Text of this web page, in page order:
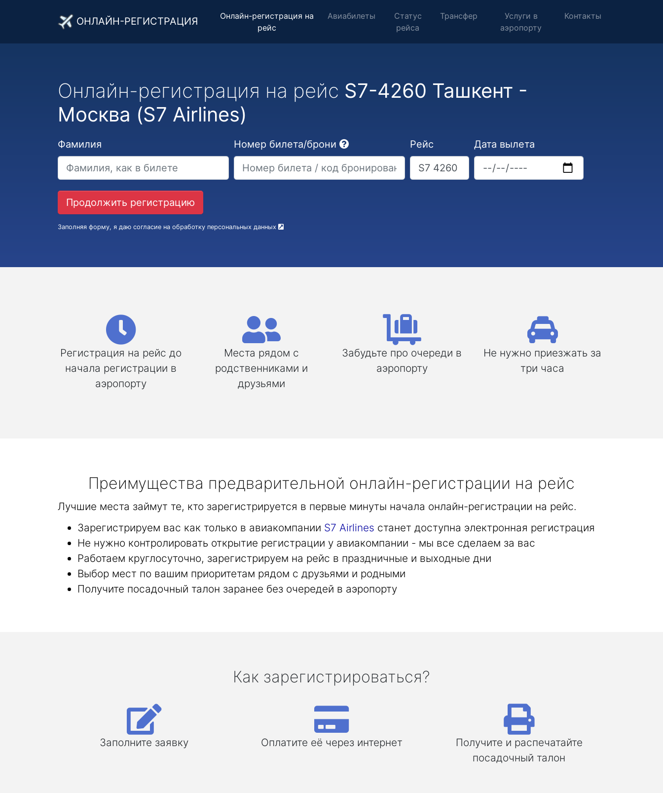
ОНЛАЙН-РЕГИСТРАЦИЯ
Онлайн-регистрация на
рейс
Авиабилеты
Статус
рейса
Трансфер
Услуги в
аэропорту
Контакты
Онлайн-регистрация на рейс S7-4260 Ташкент -
Москва (S7 Airlines)
Фамилия Номер билета/брони Рейс Дата вылета
Заполняя форму, я даю согласие на обработку персональных данных
Регистрация на рейс до
начала регистрации в
аэропорту
Места рядом с
родственниками и
друзьями
Забудьте про очереди в
аэропорту
Не нужно приезжать за
три часа
Преимущества предварительной онлайн-регистрации на рейс
Лучшие места займут те, кто зарегистрируется в первые минуты начала онлайн-регистрации на рейс.
Зарегистрируем вас как только в авиакомпании S7 Airlines станет доступна электронная регистрация
Не нужно контролировать открытие регистрации у авиакомпании - мы все сделаем за вас
Работаем круглосуточно, зарегистрируем на рейс в праздничные и выходные дни
Выбор мест по вашим приоритетам рядом с друзьями и родными
Получите посадочный талон заранее без очередей в аэропорту
Как зарегистрироваться?
Заполните заявку Оплатите её через интернет
Получите и распечатайте
посадочный талон